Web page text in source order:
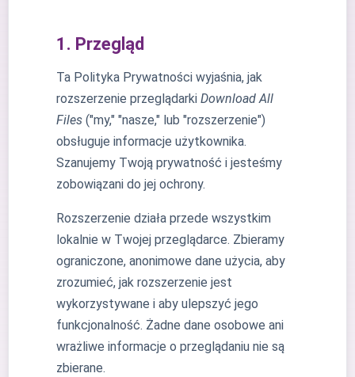
1. Przegląd
Ta Polityka Prywatności wyjaśnia, jak
rozszerzenie przeglądarki Download All
Files ("my," "nasze," lub "rozszerzenie")
obsługuje informacje użytkownika.
Szanujemy Twoją prywatność i jesteśmy
zobowiązani do jej ochrony.
Rozszerzenie działa przede wszystkim
lokalnie w Twojej przeglądarce. Zbieramy
ograniczone, anonimowe dane użycia, aby
zrozumieć, jak rozszerzenie jest
wykorzystywane i aby ulepszyć jego
funkcjonalność. Żadne dane osobowe ani
wrażliwe informacje o przeglądaniu nie są
zbierane.